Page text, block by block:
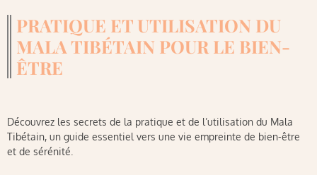
PRATIQUE ET UTILISATION DU
MALA TIBÉTAIN POUR LE BIEN-
ÊTRE
Découvrez les secrets de la pratique et de l’utilisation du Mala
Tibétain, un guide essentiel vers une vie empreinte de bien-être
et de sérénité.